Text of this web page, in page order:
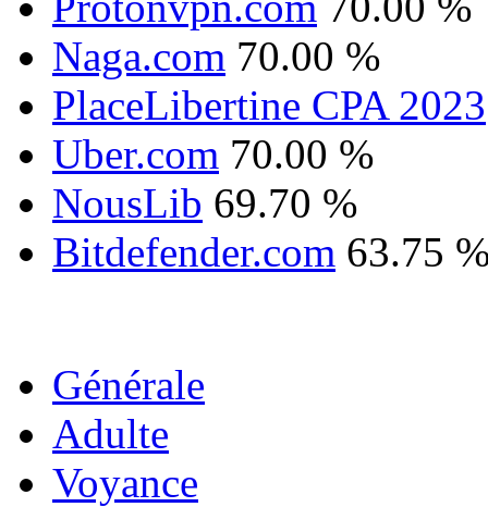
Naga.com 70.00 %
PlaceLibertine CPA 2023
Uber.com 70.00 %
NousLib 69.70 %
Bitdefender.com 63.75
Générale
Adulte
Voyance